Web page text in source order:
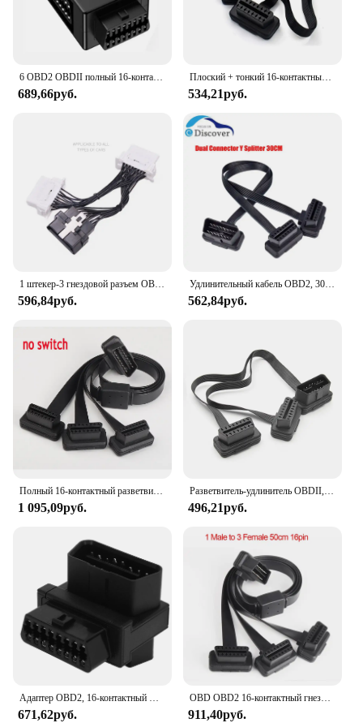
6 OBD2 OBDII полный 16-контактный штекер на 3 гнезда 1 на 3 OBD кабель сплиттер конвертер адаптер для диагностики удлинитель штекер с 3 переключателями
689,66руб.
Плоский + тонкий 16-контактный удлинитель OBD2 OBD2 16-контактный ELM327 «папа-двойной» Y-разветвитель, локоть OBDII, удлинительный соединительный кабель
534,21руб.
1 штекер-3 гнездовой разъем OBD OBD2 удлинитель кабеля OBD2 16-контактный разъем для ELM327 OBD2 16-контактный ELM 327
596,84руб.
Удлинительный кабель OBD2, 30 см, двойной разъем, Y-разветвитель, ELM327, 16-контактный штекер-гнездо, плоский + тонкий как лапша
562,84руб.
Полный 16-контактный разветвитель OBD от 1 до 3 с переключателем OBD2 Y-образный кабель штекер с тремя портами Женский Удлинительный кабель для Wi-Fi сканера ELM 327 V1.5
1 095,09руб.
Разветвитель-удлинитель OBDII, 30 см, с 16-контактным штекером на одном конце
496,21руб.
Адаптер OBD2, 16-контактный штекер-2 гнезда, разъем разделителя Plug and Play для диагностического удлинителя, адаптер распределителя OBD
671,62руб.
OBD OBD2 16-контактный гнездовой удлинительный открытый кабель с переключателем Разъем диагностического интерфейса 1 в 3 Y Разветвитель Конвертер Мужской адаптер
911,40руб.